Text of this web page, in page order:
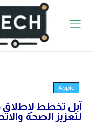
Apple
آبل تخطط لإطلاق
لتعزيز الصحة